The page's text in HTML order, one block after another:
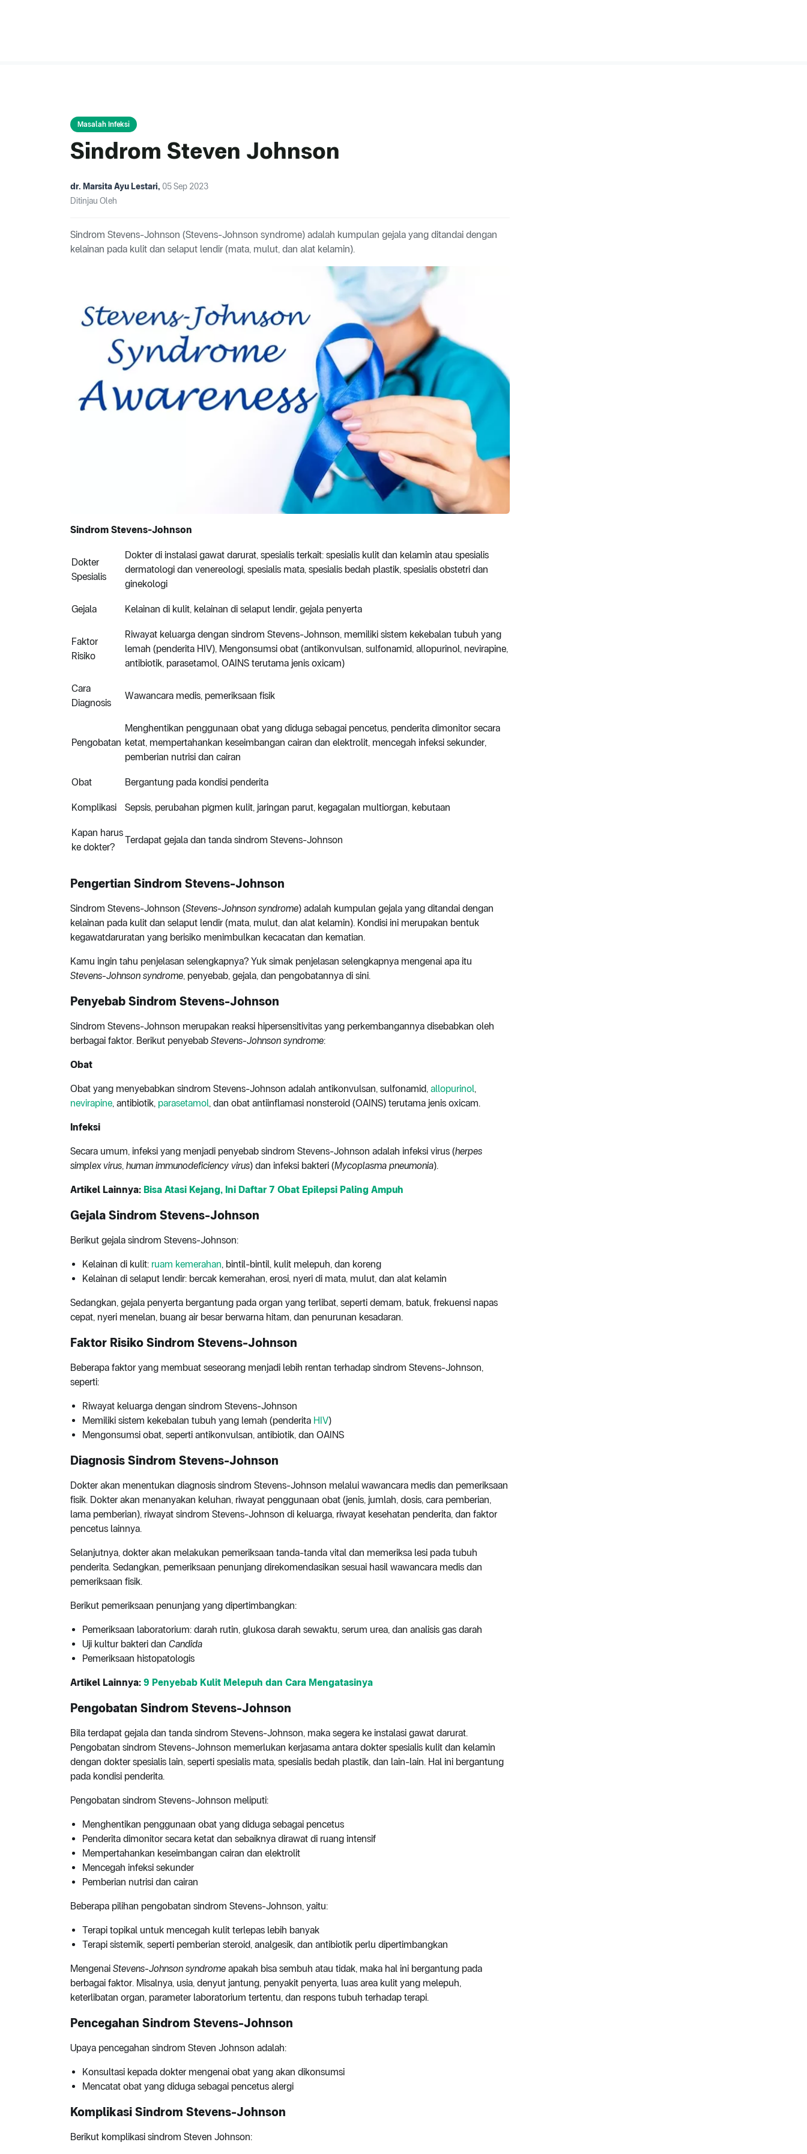
Masalah Infeksi
Sindrom Steven Johnson
dr. Marsita Ayu Lestari, 05 Sep 2023
Ditinjau Oleh
Sindrom Stevens-Johnson (Stevens-Johnson syndrome) adalah kumpulan gejala yang ditandai dengan
kelainan pada kulit dan selaput lendir (mata, mulut, dan alat kelamin).
Sindrom Stevens-Johnson
Dokter
Spesialis
Dokter di instalasi gawat darurat, spesialis terkait: spesialis kulit dan kelamin atau spesialis
dermatologi dan venereologi, spesialis mata, spesialis bedah plastik, spesialis obstetri dan
ginekologi
Gejala Kelainan di kulit, kelainan di selaput lendir, gejala penyerta
Faktor
Risiko
Riwayat keluarga dengan sindrom Stevens-Johnson, memiliki sistem kekebalan tubuh yang
lemah (penderita HIV), Mengonsumsi obat (antikonvulsan, sulfonamid, allopurinol, nevirapine,
antibiotik, parasetamol, OAINS terutama jenis oxicam)
Cara
Diagnosis
Wawancara medis, pemeriksaan fisik
Pengobatan
Menghentikan penggunaan obat yang diduga sebagai pencetus, penderita dimonitor secara
ketat, mempertahankan keseimbangan cairan dan elektrolit, mencegah infeksi sekunder,
pemberian nutrisi dan cairan
Obat Bergantung pada kondisi penderita
Komplikasi Sepsis, perubahan pigmen kulit, jaringan parut, kegagalan multiorgan, kebutaan
Kapan harus
ke dokter?
Terdapat gejala dan tanda sindrom Stevens-Johnson
Pengertian Sindrom Stevens-Johnson
Sindrom Stevens-Johnson (Stevens-Johnson syndrome) adalah kumpulan gejala yang ditandai dengan
kelainan pada kulit dan selaput lendir (mata, mulut, dan alat kelamin). Kondisi ini merupakan bentuk
kegawatdaruratan yang berisiko menimbulkan kecacatan dan kematian.
Kamu ingin tahu penjelasan selengkapnya? Yuk simak penjelasan selengkapnya mengenai apa itu
Stevens-Johnson syndrome, penyebab, gejala, dan pengobatannya di sini.
Penyebab Sindrom Stevens-Johnson
Sindrom Stevens-Johnson merupakan reaksi hipersensitivitas yang perkembangannya disebabkan oleh
berbagai faktor. Berikut penyebab Stevens-Johnson syndrome:
Obat
Obat yang menyebabkan sindrom Stevens-Johnson adalah antikonvulsan, sulfonamid, allopurinol,
nevirapine, antibiotik, parasetamol, dan obat antiinflamasi nonsteroid (OAINS) terutama jenis oxicam.
Infeksi
Secara umum, infeksi yang menjadi penyebab sindrom Stevens-Johnson adalah infeksi virus (herpes
simplex virus, human immunodeficiency virus) dan infeksi bakteri (Mycoplasma pneumonia).
Artikel Lainnya: Bisa Atasi Kejang, Ini Daftar 7 Obat Epilepsi Paling Ampuh
Gejala Sindrom Stevens-Johnson
Berikut gejala sindrom Stevens-Johnson:
Kelainan di kulit: ruam kemerahan, bintil-bintil, kulit melepuh, dan koreng
Kelainan di selaput lendir: bercak kemerahan, erosi, nyeri di mata, mulut, dan alat kelamin
Sedangkan, gejala penyerta bergantung pada organ yang terlibat, seperti demam, batuk, frekuensi napas
cepat, nyeri menelan, buang air besar berwarna hitam, dan penurunan kesadaran.
Faktor Risiko Sindrom Stevens-Johnson
Beberapa faktor yang membuat seseorang menjadi lebih rentan terhadap sindrom Stevens-Johnson,
seperti:
Riwayat keluarga dengan sindrom Stevens-Johnson
Memiliki sistem kekebalan tubuh yang lemah (penderita HIV)
Mengonsumsi obat, seperti antikonvulsan, antibiotik, dan OAINS
Diagnosis Sindrom Stevens-Johnson
Dokter akan menentukan diagnosis sindrom Stevens-Johnson melalui wawancara medis dan pemeriksaan
fisik. Dokter akan menanyakan keluhan, riwayat penggunaan obat (jenis, jumlah, dosis, cara pemberian,
lama pemberian), riwayat sindrom Stevens-Johnson di keluarga, riwayat kesehatan penderita, dan faktor
pencetus lainnya.
Selanjutnya, dokter akan melakukan pemeriksaan tanda-tanda vital dan memeriksa lesi pada tubuh
penderita. Sedangkan, pemeriksaan penunjang direkomendasikan sesuai hasil wawancara medis dan
pemeriksaan fisik.
Berikut pemeriksaan penunjang yang dipertimbangkan:
Pemeriksaan laboratorium: darah rutin, glukosa darah sewaktu, serum urea, dan analisis gas darah
Uji kultur bakteri dan Candida
Pemeriksaan histopatologis
Artikel Lainnya: 9 Penyebab Kulit Melepuh dan Cara Mengatasinya
Pengobatan Sindrom Stevens-Johnson
Bila terdapat gejala dan tanda sindrom Stevens-Johnson, maka segera ke instalasi gawat darurat.
Pengobatan sindrom Stevens-Johnson memerlukan kerjasama antara dokter spesialis kulit dan kelamin
dengan dokter spesialis lain, seperti spesialis mata, spesialis bedah plastik, dan lain-lain. Hal ini bergantung
pada kondisi penderita.
Pengobatan sindrom Stevens-Johnson meliputi:
Menghentikan penggunaan obat yang diduga sebagai pencetus
Penderita dimonitor secara ketat dan sebaiknya dirawat di ruang intensif
Mempertahankan keseimbangan cairan dan elektrolit
Mencegah infeksi sekunder
Pemberian nutrisi dan cairan
Beberapa pilihan pengobatan sindrom Stevens-Johnson, yaitu:
Terapi topikal untuk mencegah kulit terlepas lebih banyak
Terapi sistemik, seperti pemberian steroid, analgesik, dan antibiotik perlu dipertimbangkan
Mengenai Stevens-Johnson syndrome apakah bisa sembuh atau tidak, maka hal ini bergantung pada
berbagai faktor. Misalnya, usia, denyut jantung, penyakit penyerta, luas area kulit yang melepuh,
keterlibatan organ, parameter laboratorium tertentu, dan respons tubuh terhadap terapi.
Pencegahan Sindrom Stevens-Johnson
Upaya pencegahan sindrom Steven Johnson adalah:
Konsultasi kepada dokter mengenai obat yang akan dikonsumsi
Mencatat obat yang diduga sebagai pencetus alergi
Komplikasi Sindrom Stevens-Johnson
Berikut komplikasi sindrom Steven Johnson: